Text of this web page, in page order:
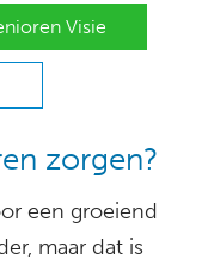
Visie
zorgen?
een groeiend
maar dat is